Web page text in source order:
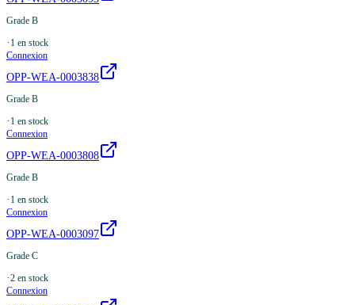
Grade B
· 1 en stock
Connexion
OPP-WEA-0003838
Grade B
· 1 en stock
Connexion
OPP-WEA-0003808
Grade B
· 1 en stock
Connexion
OPP-WEA-0003097
Grade C
·2 en stock
Connexion